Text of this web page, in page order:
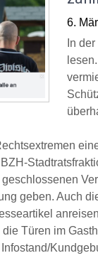
6.
In
geben. Auch
Türen im